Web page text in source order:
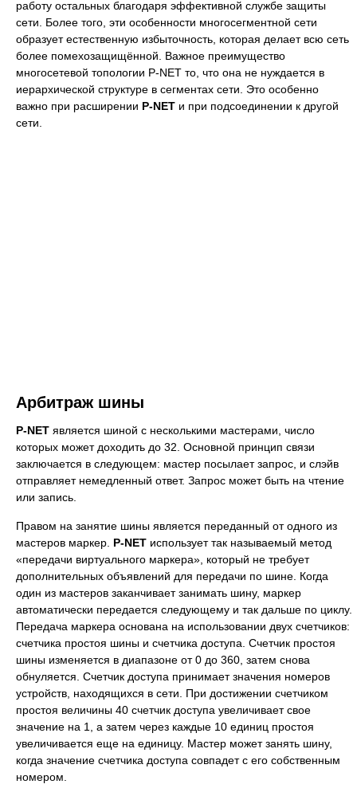
работу остальных благодаря эффективной службе защиты
сети. Более того, эти особенности многосегментной сети
образует естественную избыточность, которая делает всю сеть
более помехозащищённой. Важное преимущество
многосетевой топологии P-NET то, что она не нуждается в
иерархической структуре в сегментах сети. Это особенно
важно при расширении P-NET и при подсоединении к другой
сети.
Арбитраж шины
P-NET является шиной с несколькими мастерами, число
которых может доходить до 32. Основной принцип связи
заключается в следующем: мастер посылает запрос, и слэйв
отправляет немедленный ответ. Запрос может быть на чтение
или запись.
Правом на занятие шины является переданный от одного из
мастеров маркер. P-NET использует так называемый метод
«передачи виртуального маркера», который не требует
дополнительных объявлений для передачи по шине. Когда
один из мастеров заканчивает занимать шину, маркер
автоматически передается следующему и так дальше по циклу.
Передача маркера основана на использовании двух счетчиков:
счетчика простоя шины и счетчика доступа. Счетчик простоя
шины изменяется в диапазоне от 0 до 360, затем снова
обнуляется. Счетчик доступа принимает значения номеров
устройств, находящихся в сети. При достижении счетчиком
простоя величины 40 счетчик доступа увеличивает свое
значение на 1, а затем через каждые 10 единиц простоя
увеличивается еще на единицу. Мастер может занять шину,
когда значение счетчика доступа совпадет с его собственным
номером.